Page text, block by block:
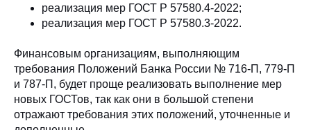
реализация мер ГОСТ Р 57580.4-2022;
реализация мер ГОСТ Р 57580.3-2022.
Финансовым организациям, выполняющим
требования Положений Банка России № 716-П, 779-П
и 787-П, будет проще реализовать выполнение мер
новых ГОСТов, так как они в большой степени
отражают требования этих положений, уточненные и